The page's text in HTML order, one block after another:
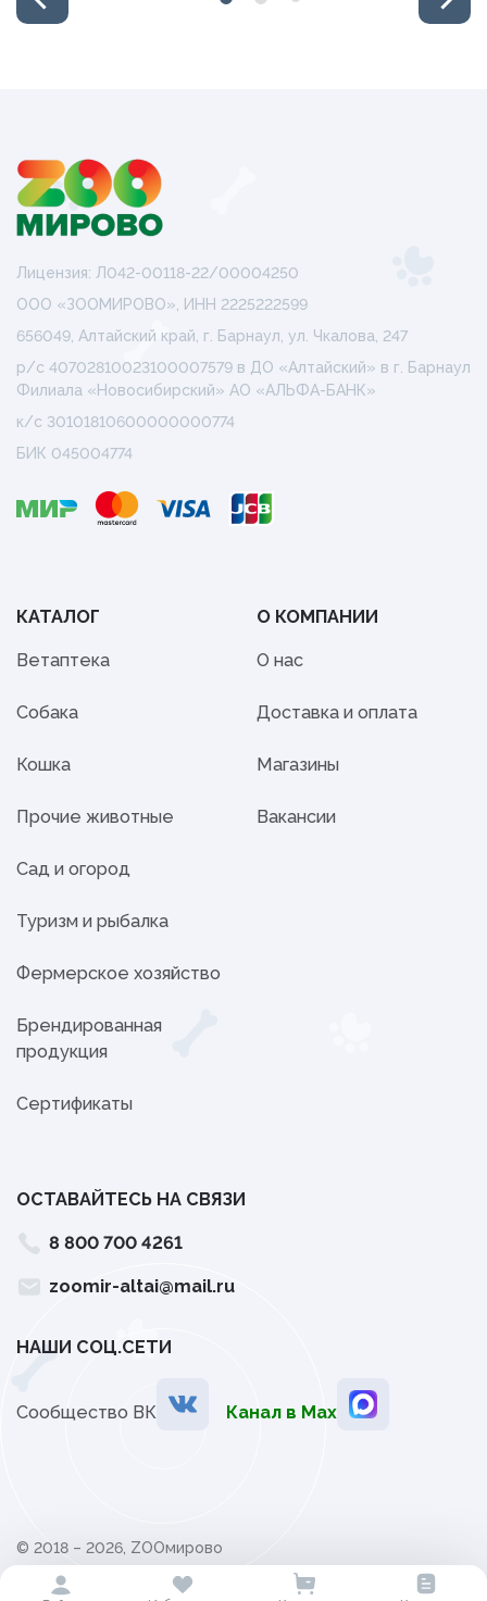
Лицензия: Л042-00118-22/00004250
ООО «ЗООМИРОВО», ИНН 2225222599
656049, Алтайский край, г. Барнаул, ул. Чкалова, 247
р/с 40702810023100007579 в ДО «Алтайский» в г. Барнаул
Филиала «Новосибирский» АО «АЛЬФА-БАНК»
к/с 30101810600000000774
БИК 045004774
КАТАЛОГ
Ветаптека
Собака
Кошка
Прочие животные
Сад и огород
Туризм и рыбалка
Фермерское хозяйство
Брендированная
продукция
Сертификаты
О КОМПАНИИ
О нас
Доставка и оплата
Магазины
Вакансии
ОСТАВАЙТЕСЬ НА СВЯЗИ
8 800 700 4261
zoomir-altai@mail.ru
НАШИ СОЦ.СЕТИ
Сообщество ВК Канал в Мах
© 2018 – 2026, ZOOмирово
Политика обработки персональных данных